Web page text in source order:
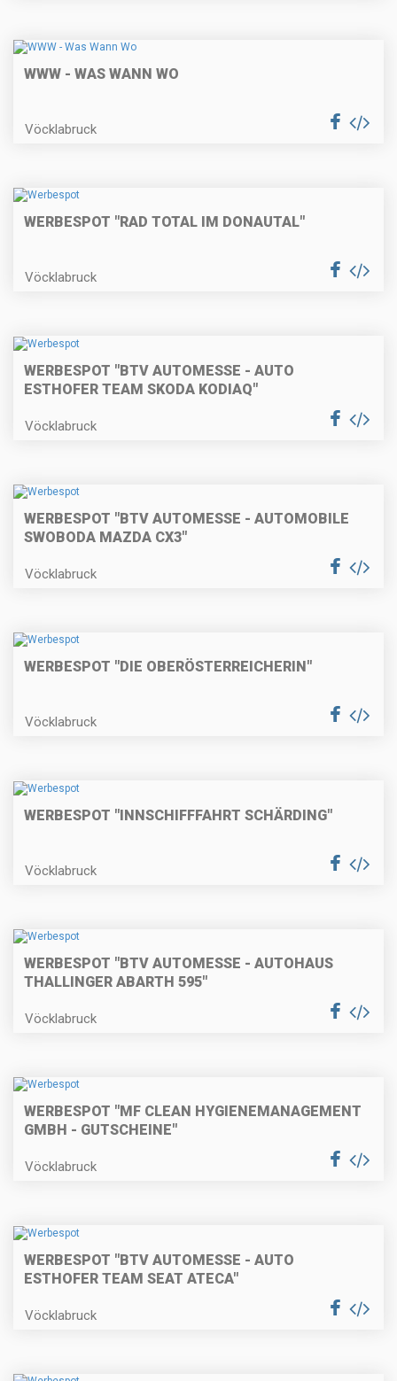
WWW - WAS WANN WO
Vöcklabruck
WERBESPOT "RAD TOTAL IM DONAUTAL"
Vöcklabruck
WERBESPOT "BTV AUTOMESSE - AUTO
ESTHOFER TEAM SKODA KODIAQ"
Vöcklabruck
WERBESPOT "BTV AUTOMESSE - AUTOMOBILE
SWOBODA MAZDA CX3"
Vöcklabruck
WERBESPOT "DIE OBERÖSTERREICHERIN"
Vöcklabruck
WERBESPOT "INNSCHIFFFAHRT SCHÄRDING"
Vöcklabruck
WERBESPOT "BTV AUTOMESSE - AUTOHAUS
THALLINGER ABARTH 595"
Vöcklabruck
WERBESPOT "MF CLEAN HYGIENEMANAGEMENT
GMBH - GUTSCHEINE"
Vöcklabruck
WERBESPOT "BTV AUTOMESSE - AUTO
ESTHOFER TEAM SEAT ATECA"
Vöcklabruck